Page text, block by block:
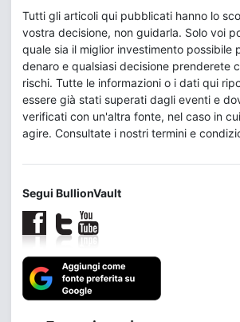
Tutti gli articoli qui pubblicati hanno lo
vostra decisione, non guidarla. Solo voi
quale sia il miglior investimento possibile
denaro e qualsiasi decisione prenderete
rischi. Tutte le informazioni o i dati qui
essere già stati superati dagli eventi e
verificati con un'altra fonte, nel caso in
agire. Consultate i nostri termini e
Segui BullionVault